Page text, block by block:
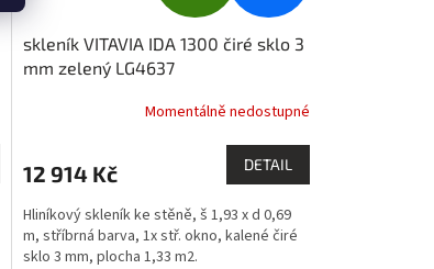
D
A
R
M
A
skleník VITAVIA IDA 1300 čiré sklo 3
mm zelený LG4637
Momentálně nedostupné
12 914 Kč DETAIL
Hliníkový skleník ke stěně, š 1,93 x d 0,69
m, stříbrná barva, 1x stř. okno, kalené čiré
sklo 3 mm, plocha 1,33 m2.